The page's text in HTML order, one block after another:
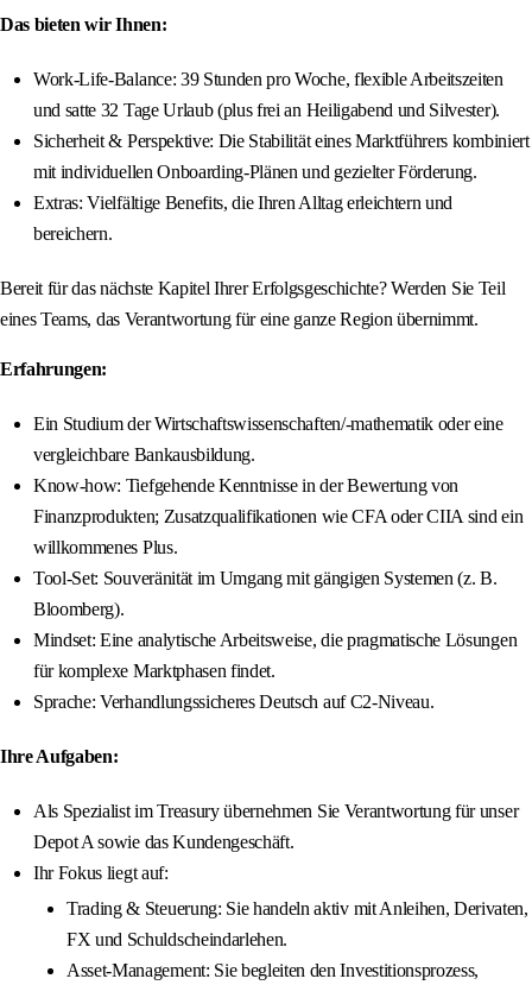
Das bieten wir Ihnen:
Work-Life-Balance: 39 Stunden pro Woche, flexible Arbeitszeiten
und satte 32 Tage Urlaub (plus frei an Heiligabend und Silvester).
Sicherheit & Perspektive: Die Stabilität eines Marktführers kombiniert
mit individuellen Onboarding-Plänen und gezielter Förderung.
Extras: Vielfältige Benefits, die Ihren Alltag erleichtern und
bereichern.
Bereit für das nächste Kapitel Ihrer Erfolgsgeschichte? Werden Sie Teil
eines Teams, das Verantwortung für eine ganze Region übernimmt.
Erfahrungen:
Ein Studium der Wirtschaftswissenschaften/-mathematik oder eine
vergleichbare Bankausbildung.
Know-how: Tiefgehende Kenntnisse in der Bewertung von
Finanzprodukten; Zusatzqualifikationen wie CFA oder CIIA sind ein
willkommenes Plus.
Tool-Set: Souveränität im Umgang mit gängigen Systemen (z. B.
Bloomberg).
Mindset: Eine analytische Arbeitsweise, die pragmatische Lösungen
für komplexe Marktphasen findet.
Sprache: Verhandlungssicheres Deutsch auf C2-Niveau.
Ihre Aufgaben:
Als Spezialist im Treasury übernehmen Sie Verantwortung für unser
Depot A sowie das Kundengeschäft.
Ihr Fokus liegt auf:
Trading & Steuerung: Sie handeln aktiv mit Anleihen, Derivaten,
FX und Schuldscheindarlehen.
Asset-Management: Sie begleiten den Investitionsprozess,